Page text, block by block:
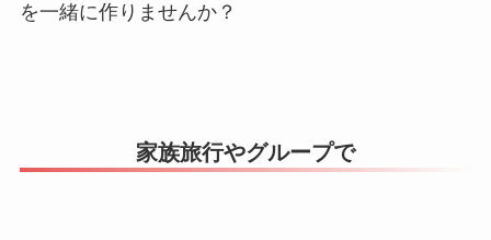
を一緒に作りませんか？
家族旅行やグループで